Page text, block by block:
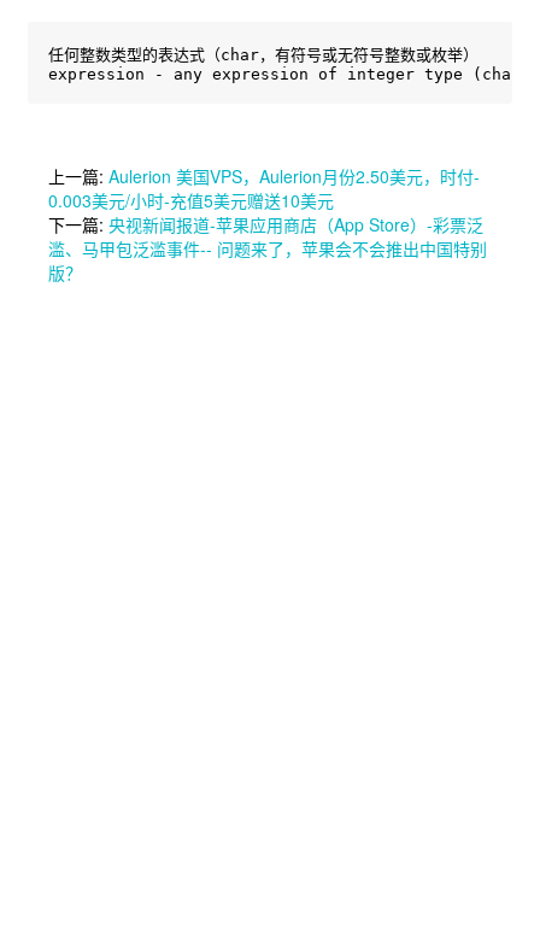
任何整数类型的表达式（char，有符号或无符号整数或枚举）
expression - any expression of integer type (char,
上一篇: Aulerion 美国VPS，Aulerion月份2.50美元，时付-
0.003美元/小时-充值5美元赠送10美元
下一篇: 央视新闻报道-苹果应用商店（App Store）-彩票泛
滥、马甲包泛滥事件-- 问题来了，苹果会不会推出中国特别
版？